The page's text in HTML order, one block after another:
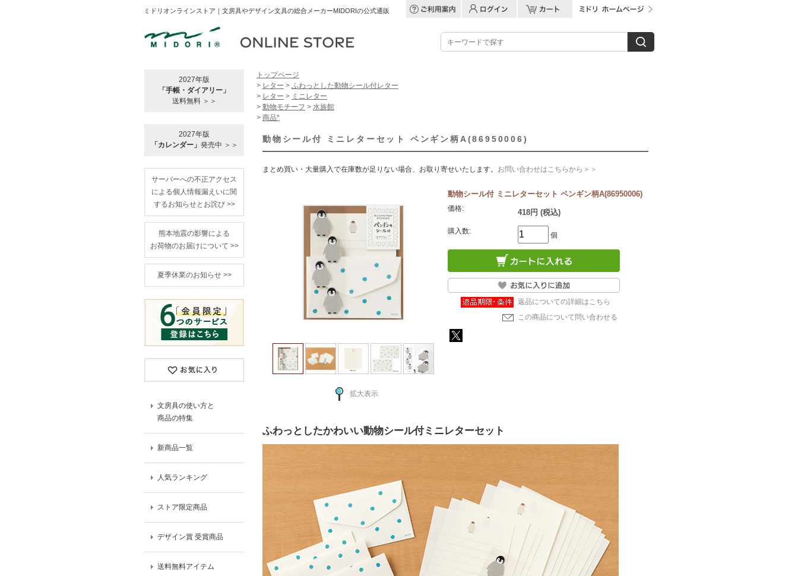
ミドリオンラインストア｜文房具やデザイン文具の総合メーカーMIDORIの公式通販
2027年版
「手帳・ダイアリー」
送料無料 ＞＞
2027年版
「カレンダー」 発売中 ＞＞
サーバーへの不正アクセス
による個人情報漏えいに関
するお知らせとお詫び >>
熊本地震の影響による
お荷物のお届けについて >>
夏季休業のお知らせ >>
文房具の使い方と
商品の特集
新商品一覧
人気ランキング
ストア限定商品
デザイン賞 受賞商品
送料無料アイテム
トップページ
> レター > ふわっとした動物シール付レター
> レター > ミニレター
> 動物モチーフ > 水族館
> 商品*
動物シール付 ミニレターセット ペンギン柄A(86950006)
まとめ買い・大量購入で在庫数が足りない場合、お取り寄せいたします。 お問い合わせはこちらから＞＞
拡大表示
動物シール付 ミニレターセット ペンギン柄A(86950006)
価格: 418円 (税込)
購入数: 個
返品についての詳細はこちら
この商品について問い合わせる
ふわっとしたかわいい動物シール付ミニレターセット